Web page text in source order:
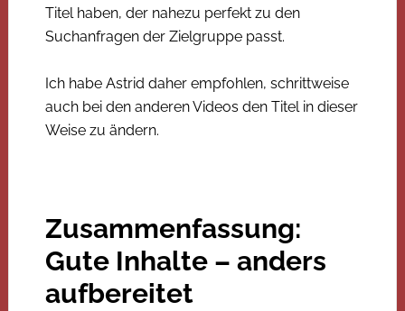
Titel haben, der nahezu perfekt zu den
Suchanfragen der Zielgruppe passt.
Ich habe Astrid daher empfohlen, schrittweise
auch bei den anderen Videos den Titel in dieser
Weise zu ändern.
Zusammenfassung:
Gute Inhalte – anders
aufbereitet